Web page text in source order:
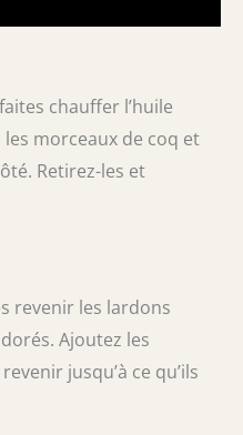
chauffer l’huile
les morceaux de coq et
Retirez-les et
revenir les lardons
Ajoutez les
jusqu’à ce qu’ils